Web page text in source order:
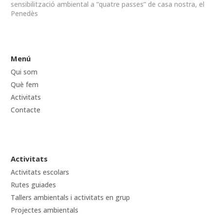
sensibilització ambiental a “quatre passes” de casa nostra, el
Penedès
Menú
Qui som
Què fem
Activitats
Contacte
Activitats
Activitats escolars
Rutes guiades
Tallers ambientals i activitats en grup
Projectes ambientals